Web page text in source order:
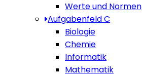
Werte und Normen
Aufgabenfeld C
Biologie
Chemie
Informatik
Mathematik